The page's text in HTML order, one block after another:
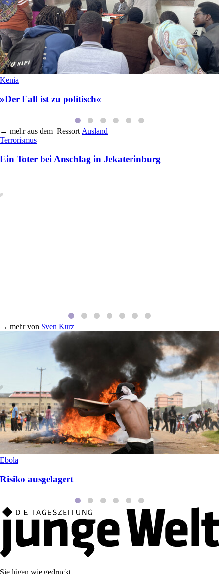
Kenia
»Der Fall ist zu politisch«
→ mehr aus dem Ressort Ausland
Terrorismus
Ein Toter bei Anschlag in Jekaterinburg
→ mehr von Sven Kurz
Ebola
Risiko ausgelagert
Sie lügen wie gedruckt.